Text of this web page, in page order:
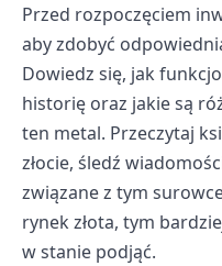
Przed rozpoczęciem
aby zdobyć
Dowiedz się, jak
historię oraz jakie są
ten metal. Przeczytaj
złocie, śledź
związane z tym
rynek złota, tym
w stanie podjąć.